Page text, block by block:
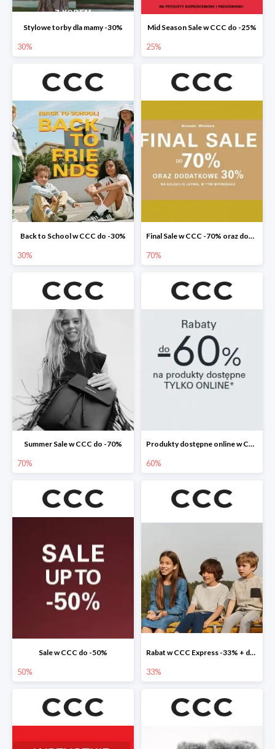
Stylowe torby dla mamy -30%
30%
Mid Season Sale w CCC do -25%
25%
Back to School w CCC do -30%
30%
Final Sale w CCC -70% oraz dodatkowe -30%
70%
Summer Sale w CCC do -70%
70%
Produkty dostępne online w CCC do -60%
60%
Sale w CCC do -50%
50%
Rabat w CCC Express -33% + darmowa dostawa
33%